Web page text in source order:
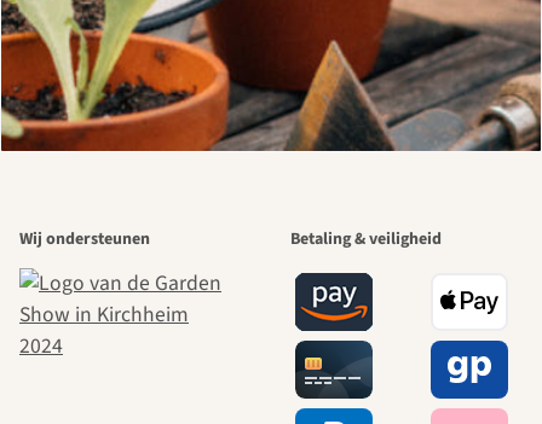
Wij ondersteunen Betaling & veiligheid